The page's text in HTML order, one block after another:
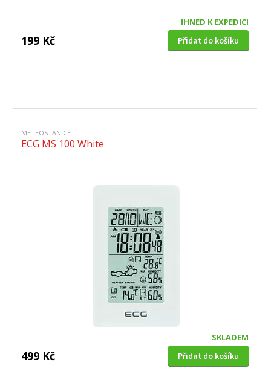
IHNED K EXPEDICI
199 Kč Přidat do košíku
METEOSTANICE
ECG MS 100 White
SKLADEM
499 Kč
Přidat do košíku